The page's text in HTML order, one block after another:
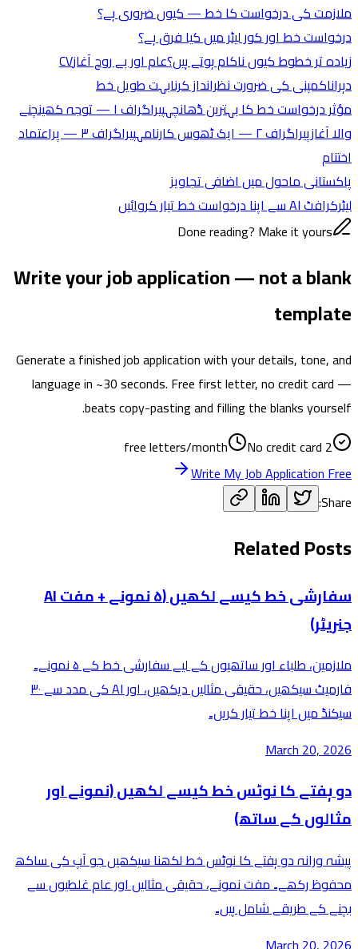
ملازمت کی درخواست کا خط — کیوں ضروری ہے؟
درخواست خط اور کور لیٹر میں کیا فرق ہے؟
زیادہ تر خطوط کیوں ناکام ہوتے ہیں؟عام اور بے روح آغازCV
دہراناکمپنی کی ضرورت نظرانداز کرنابہت طویل خط
مؤثر درخواست خط کا بہترین ڈھانچہ
پیراگراف ۱ — توجہ کھینچنے
والا آغازپیراگراف ۲ — ایک ٹھوس کارنامہ
پیراگراف ۳ — پراعتماد
اختتام
پاکستانی ماحول میں اضافی تجاویز
لیٹرکرافٹ AI سے اپنا درخواست خط تیار کروائیں
Done reading? Make it yours
Write your job application — not a blank
template
Generate a finished job application with your details, tone, and
language in ~30 seconds. Free first letter, no credit card —
beats copy-pasting and filling the blanks yourself.
2 free letters/month
No credit card
Write My Job Application Free
Share:
Related Posts
سفارشی خط کیسے لکھیں (۵ نمونے + مفت AI
جنریٹر)
ملازمین، طلباء اور ساتھیوں کے لیے سفارشی خط کے ۵ نمونے۔
فارمیٹ سیکھیں، حقیقی مثالیں دیکھیں، اور AI کی مدد سے ۳۰
سیکنڈ میں اپنا خط تیار کریں۔
March 20, 2026
دو ہفتے کا نوٹس خط کیسے لکھیں (نمونے اور
مثالوں کے ساتھ)
پیشہ ورانہ دو ہفتے کا نوٹس خط لکھنا سیکھیں جو آپ کی ساکھ
محفوظ رکھے۔ مفت نمونے، حقیقی مثالیں اور عام غلطیوں سے
بچنے کے طریقے شامل ہیں۔